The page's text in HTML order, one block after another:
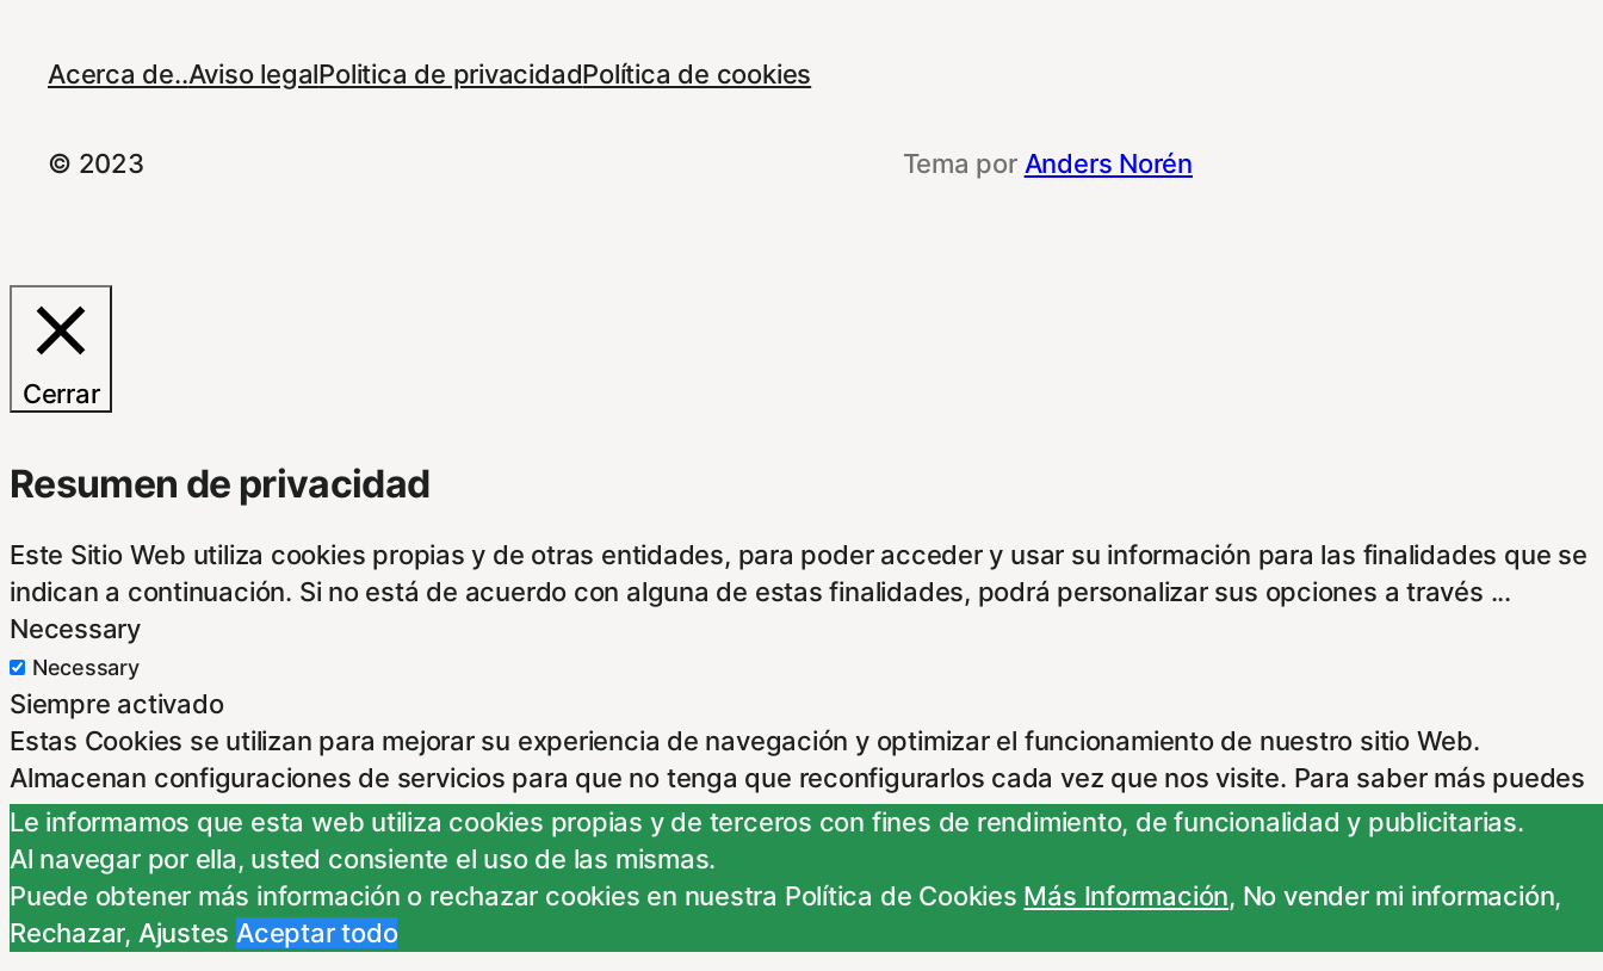
Acerca de..Aviso legalPolitica de privacidadPolítica de cookies
© 2023 Tema por Anders Norén
Le informamos que esta web utiliza cookies propias y de terceros con fines de rendimiento, de funcionalidad y publicitarias.
Al navegar por ella, usted consiente el uso de las mismas.
Puede obtener más información o rechazar cookies en nuestra Política de Cookies Más Información, No vender mi información,
Rechazar, Ajustes Aceptar todo
Cerrar
Resumen de privacidad
Este Sitio Web utiliza cookies propias y de otras entidades, para poder acceder y usar su información para las finalidades que se
indican a continuación. Si no está de acuerdo con alguna de estas finalidades, podrá personalizar sus opciones a través ...
Necessary
Necessary
Siempre activado
Estas Cookies se utilizan para mejorar su experiencia de navegación y optimizar el funcionamiento de nuestro sitio Web.
Almacenan configuraciones de servicios para que no tenga que reconfigurarlos cada vez que nos visite. Para saber más puedes
dirigirte a nuestra politica de cookies.
Non-necessary
Non-necessary
Estas cookies no son necesarias para el funcionamiento del sitio y pueden ser rechazadas. Para saber más puedes dirigirte a